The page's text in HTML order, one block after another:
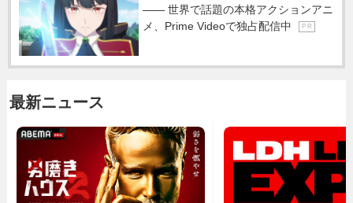
―― 世界で話題の本格アクションアニ
メ、Prime Videoで独占配信中
P R
最新ニュース